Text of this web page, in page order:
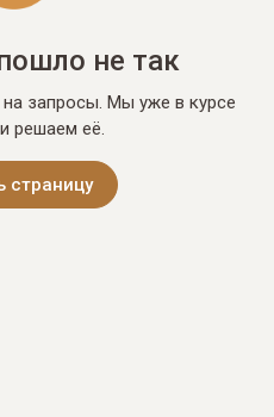
не так
на запросы. Мы уже в курсе
решаем её.
страницу